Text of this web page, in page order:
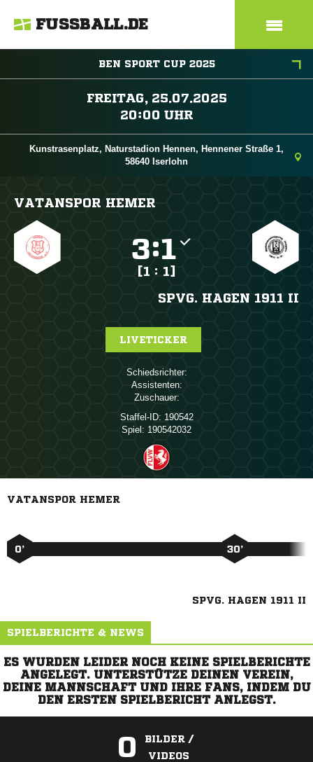
FUSSBALL.DE
BEN SPORT CUP 2025
 
 
Kunstrasenplatz, Naturstadion Hennen, Hennener Straße 1,
58640 Iserlohn
VATANSPOR HEMER
:
[1 : 1]
SPVG. HAGEN 1911 II
LIVETICKER
Schiedsrichter:
Assistenten:
Zuschauer:
Staffel-ID: 190542
Spiel: 190542032
VATANSPOR HEMER
0’ 30’
SPVG. HAGEN 1911 II
SPIELBERICHTE & NEWS
ES WURDEN LEIDER NOCH KEINE SPIELBERICHTE
ANGELEGT. UNTERSTÜTZE DEINEN VEREIN,
DEINE MANNSCHAFT UND IHRE FANS, INDEM DU
DEN ERSTEN SPIELBERICHT ANLEGST.
0
BILDER /
VIDEOS